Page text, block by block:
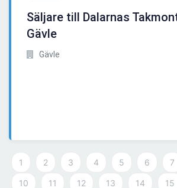
Säljare till Dalarnas
Gävle
Gävle
1 2 3 4 5 6 7
10 11 12 13 14 15